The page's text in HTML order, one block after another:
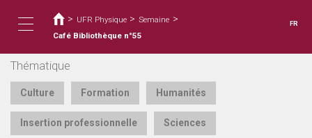
contenu
Toggle
navigation
êtes
ici
> UFR Physique > Semaine >
Café Bibliothèque n°55
FR
Thématique
Culture Formation Humanités
Insertion professionnelle Sciences